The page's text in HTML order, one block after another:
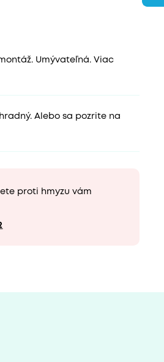
Umývateľná. Viac
Alebo sa pozrite na
proti hmyzu vám